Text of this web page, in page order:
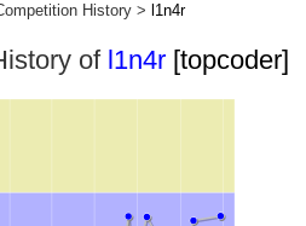
History > l1n4r
of l1n4r [topcoder]